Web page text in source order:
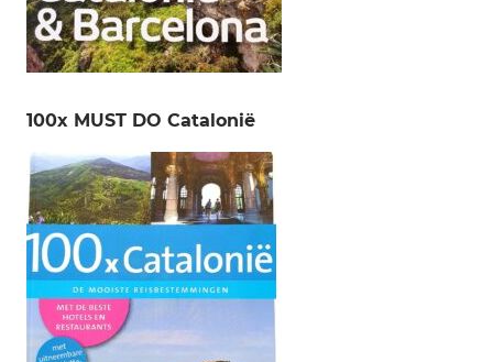
100x MUST DO Catalonië